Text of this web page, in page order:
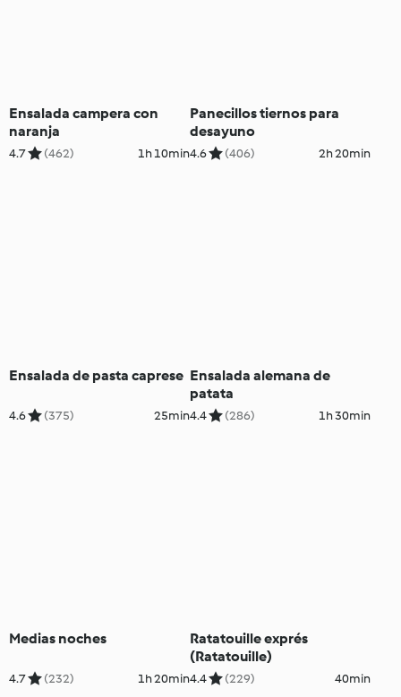
Ensalada campera con
naranja
4.7 (462) 1h 10min
Panecillos tiernos para
desayuno
4.6 (406) 2h 20min
Ensalada de pasta caprese
4.6 (375) 25min
Ensalada alemana de
patata
4.4 (286) 1h 30min
Medias noches
4.7 (232) 1h 20min
Ratatouille exprés
(Ratatouille)
4.4 (229) 40min